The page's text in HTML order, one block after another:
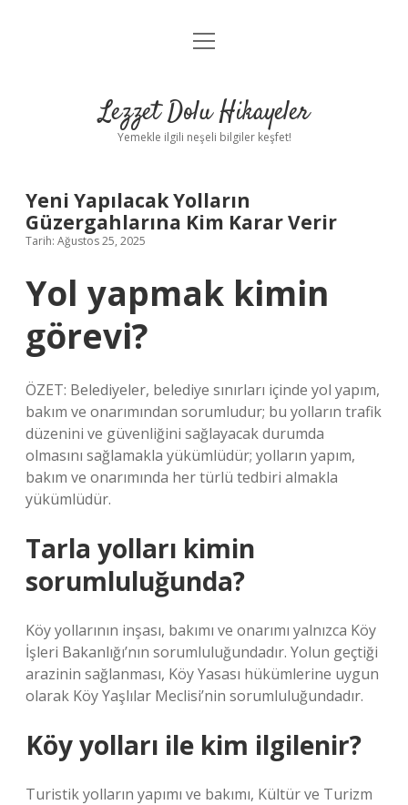
Anasayfa
Yasal Uyarı
menüyü
Lezzet Dolu Hikayeler
Yemekle ilgili neşeli bilgiler keşfet!
Yeni Yapılacak Yolların
Güzergahlarına Kim Karar Verir
Tarih: Ağustos 25, 2025
Yol yapmak kimin
görevi?
ÖZET: Belediyeler, belediye sınırları içinde yol yapım,
bakım ve onarımından sorumludur; bu yolların trafik
düzenini ve güvenliğini sağlayacak durumda
olmasını sağlamakla yükümlüdür; yolların yapım,
bakım ve onarımında her türlü tedbiri almakla
yükümlüdür.
Tarla yolları kimin
sorumluluğunda?
Köy yollarının inşası, bakımı ve onarımı yalnızca Köy
İşleri Bakanlığı’nın sorumluluğundadır. Yolun geçtiği
arazinin sağlanması, Köy Yasası hükümlerine uygun
olarak Köy Yaşlılar Meclisi’nin sorumluluğundadır.
Köy yolları ile kim ilgilenir?
Turistik yolların yapımı ve bakımı, Kültür ve Turizm